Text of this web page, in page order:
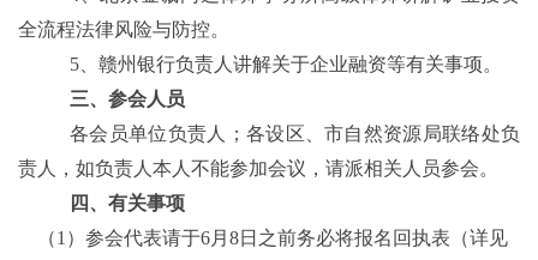
全流程法律风险与防控。
5、赣州银行负责人讲解关于企业融资等有关事项。
三、参会人员
各会员单位负责人； 各设区、市自然资源局联络处负
责人，如负责人本人不能参加会议，请派相关人员参会。
四、有关事项
（1）参会代表请于6月8日之前务必将报名回执表（详见